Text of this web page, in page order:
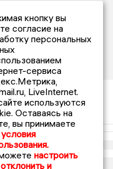
кнопку вы
согласие на
персональных
сервиса
LiveInternet.
используются
Оставаясь на
вы принимаете
настроить
отклонить и